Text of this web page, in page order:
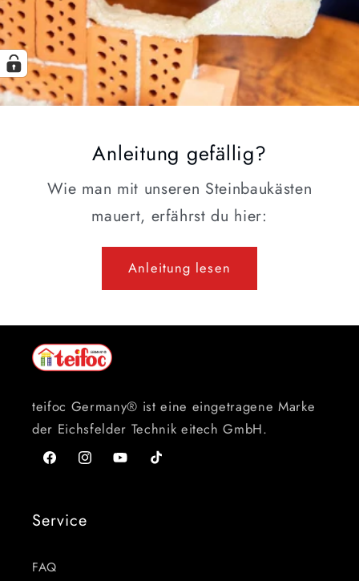
Anleitung gefällig?
Wie man mit unseren Steinbaukästen
mauert, erfährst du hier:
Anleitung lesen
teifoc Germany® ist eine eingetragene Marke
der Eichsfelder Technik eitech GmbH.
FacebookInstagramYouTubeTikTok
Service
FAQ